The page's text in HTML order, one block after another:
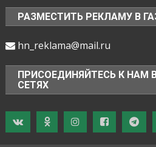
РАЗМЕСТИТЬ РЕКЛАМУ В
hn_reklama@mail.ru
ПРИСОЕДИНЯЙТЕСЬ К НАМ
СЕТЯХ